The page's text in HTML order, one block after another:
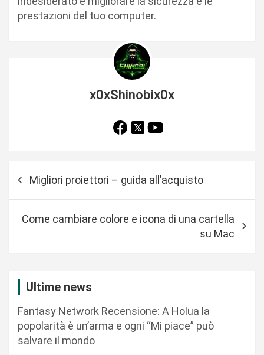
prestazioni del tuo computer.
x0xShinobix0x
Migliori proiettori – guida all’acquisto
Come cambiare colore e icona di una cartella
su Mac
Ultime news
Fantasy Network Recensione: A Holua la
popolarità è un’arma e ogni “Mi piace” può
salvare il mondo